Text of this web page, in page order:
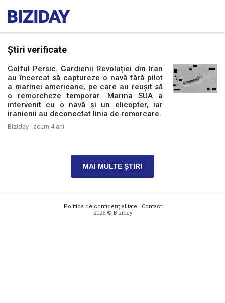
Știri verificate
Golful Persic. Gardienii Revoluției din Iran
au încercat să captureze o navă fără pilot
a marinei americane, pe care au reușit să
o remorcheze temporar. Marina SUA a
intervenit cu o navă și un elicopter, iar
iranienii au deconectat linia de remorcare.
Biziday · acum 4 ani
MAI MULTE ȘTIRI
Politica de confidențialitate · Contact
2026 © Biziday